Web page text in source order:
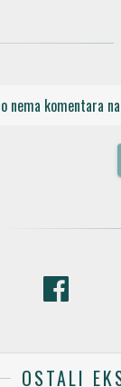
nema komentara
OSTALI